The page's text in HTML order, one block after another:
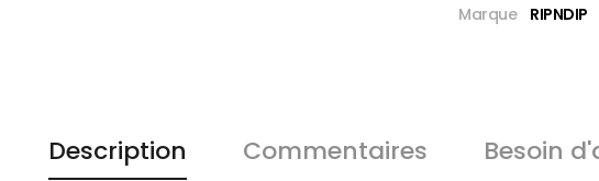
Marque
RIPNDIP
Description Commentaires Besoin